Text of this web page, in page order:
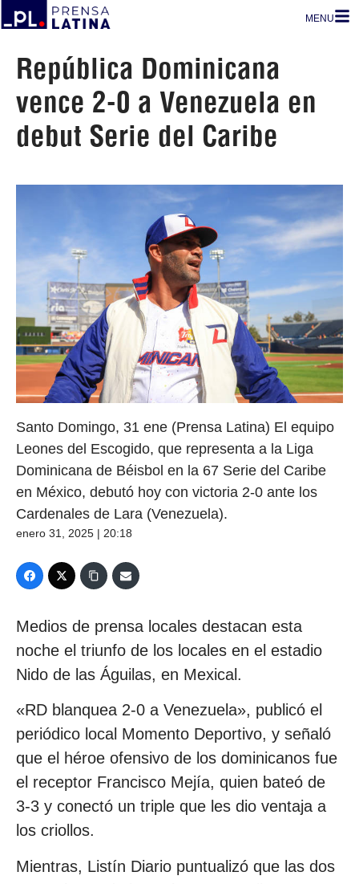
MENU
República Dominicana
vence 2-0 a Venezuela en
debut Serie del Caribe
Santo Domingo, 31 ene (Prensa Latina) El equipo
Leones del Escogido, que representa a la Liga
Dominicana de Béisbol en la 67 Serie del Caribe
en México, debutó hoy con victoria 2-0 ante los
Cardenales de Lara (Venezuela).
enero 31, 2025 | 20:18
Medios de prensa locales destacan esta
noche el triunfo de los locales en el estadio
Nido de las Águilas, en Mexical.
«RD blanquea 2-0 a Venezuela», publicó el
periódico local Momento Deportivo, y señaló
que el héroe ofensivo de los dominicanos fue
el receptor Francisco Mejía, quien bateó de
3-3 y conectó un triple que les dio ventaja a
los criollos.
Mientras, Listín Diario puntualizó que las dos